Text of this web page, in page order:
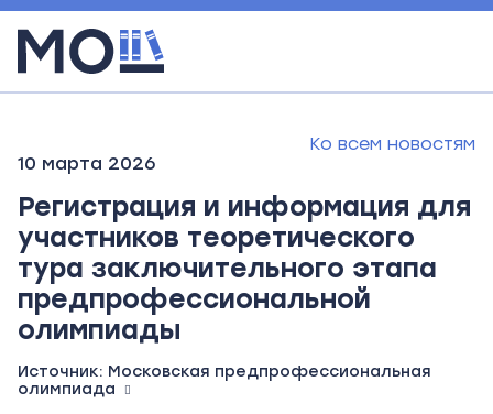
10 марта 2026
Ко всем новостям
Регистрация и информация для
участников теоретического
тура заключительного этапа
предпрофессиональной
олимпиады
Источник: Московская предпрофессиональная
олимпиада